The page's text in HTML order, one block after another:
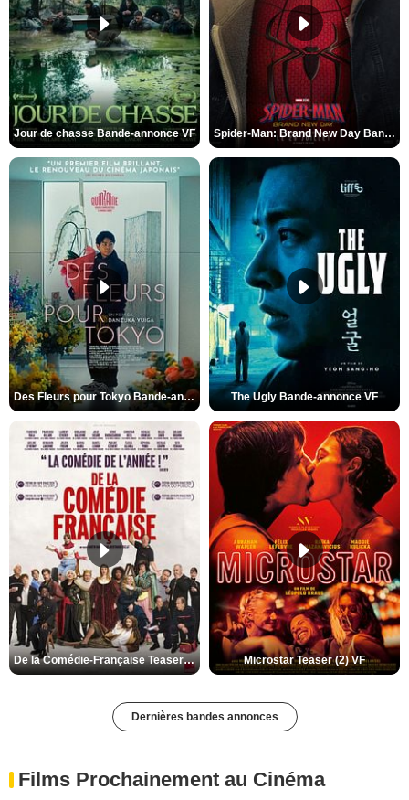
Jour de chasse Bande-annonce VF Spider-Man: Brand New Day Bande-annonce (3) VO STFR
Des Fleurs pour Tokyo Bande-annonce VO STFR The Ugly Bande-annonce VF
De la Comédie-Française Teaser (3) VF Microstar Teaser (2) VF
Dernières bandes annonces
Films Prochainement au Cinéma